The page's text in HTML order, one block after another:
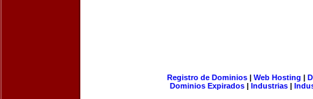
Registro de Dominios| Web Hosting |
Dominios Expirados | Industrias |